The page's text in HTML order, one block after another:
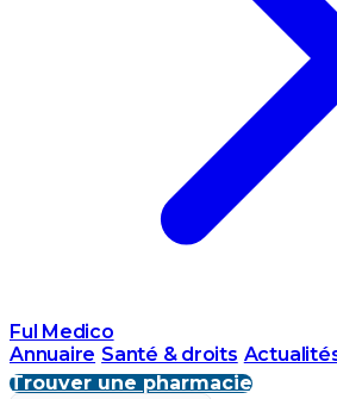
Ful Medico
Annuaire Santé & droits
Trouver une pharmacie